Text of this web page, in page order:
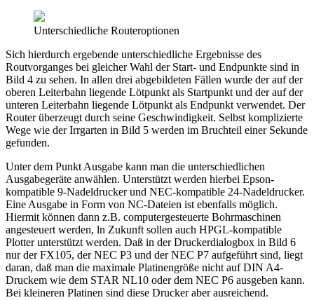
Unterschiedliche Routeroptionen
Sich hierdurch ergebende unterschiedliche Ergebnisse des
Routvorganges bei gleicher Wahl der Start- und Endpunkte sind in
Bild 4 zu sehen. In allen drei abgebildeten Fällen wurde der auf der
oberen Leiterbahn liegende Lötpunkt als Startpunkt und der auf der
unteren Leiterbahn liegende Lötpunkt als Endpunkt verwendet. Der
Router überzeugt durch seine Geschwindigkeit. Selbst komplizierte
Wege wie der Irrgarten in Bild 5 werden im Bruchteil einer Sekunde
gefunden.
Unter dem Punkt Ausgabe kann man die unterschiedlichen
Ausgabegeräte anwählen. Unterstützt werden hierbei Epson-
kompatible 9-Nadeldrucker und NEC-kompatible 24-Nadeldrucker.
Eine Ausgabe in Form von NC-Dateien ist ebenfalls möglich.
Hiermit können dann z.B. computergesteuerte Bohrmaschinen
angesteuert werden, ln Zukunft sollen auch HPGL-kompatible
Plotter unterstützt werden. Daß in der Druckerdialogbox in Bild 6
nur der FX105, der NEC P3 und der NEC P7 aufgeführt sind, liegt
daran, daß man die maximale Platinengröße nicht auf DIN A4-
Druckem wie dem STAR NL10 oder dem NEC P6 ausgeben kann.
Bei kleineren Platinen sind diese Drucker aber ausreichend.